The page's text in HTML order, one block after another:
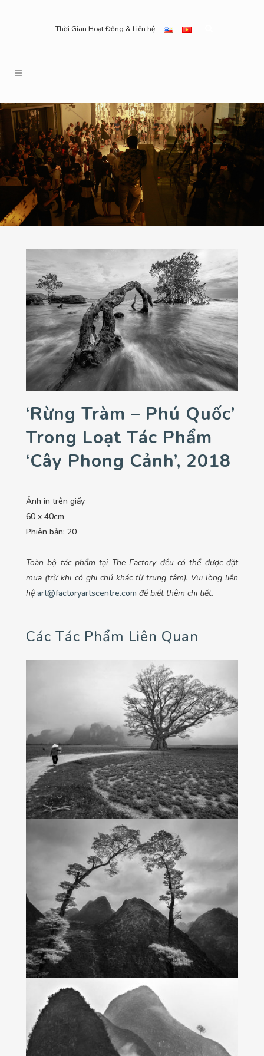
Thời Gian Hoạt Động & Liên hệ
‘Rừng Tràm – Phú Quốc’
Trong Loạt Tác Phẩm
‘Cây Phong Cảnh’, 2018
Ảnh in trên giấy
60 x 40cm
Phiên bản: 20
Toàn bộ tác phẩm tại The Factory đều có thể được đặt
mua (trừ khi có ghi chú khác từ trung tâm). Vui lòng liên
hệ art@factoryartscentre.com để biết thêm chi tiết.
Các Tác Phẩm Liên Quan